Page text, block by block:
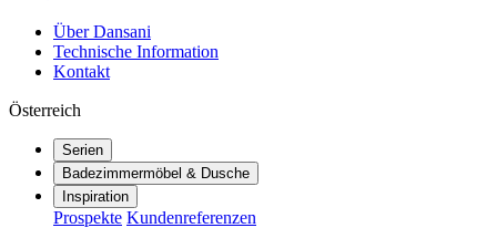
Über Dansani
Technische Information
Kontakt
Österreich
Serien
Badezimmermöbel & Dusche
Inspiration
Prospekte Kundenreferenzen